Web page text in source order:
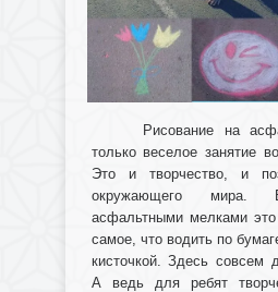
Рисование на
только веселое занятие
Это и творчество, и
окружающего мира.
асфальтными мелками
самое, что водить по
кисточкой. Здесь совсем
А ведь для ребят